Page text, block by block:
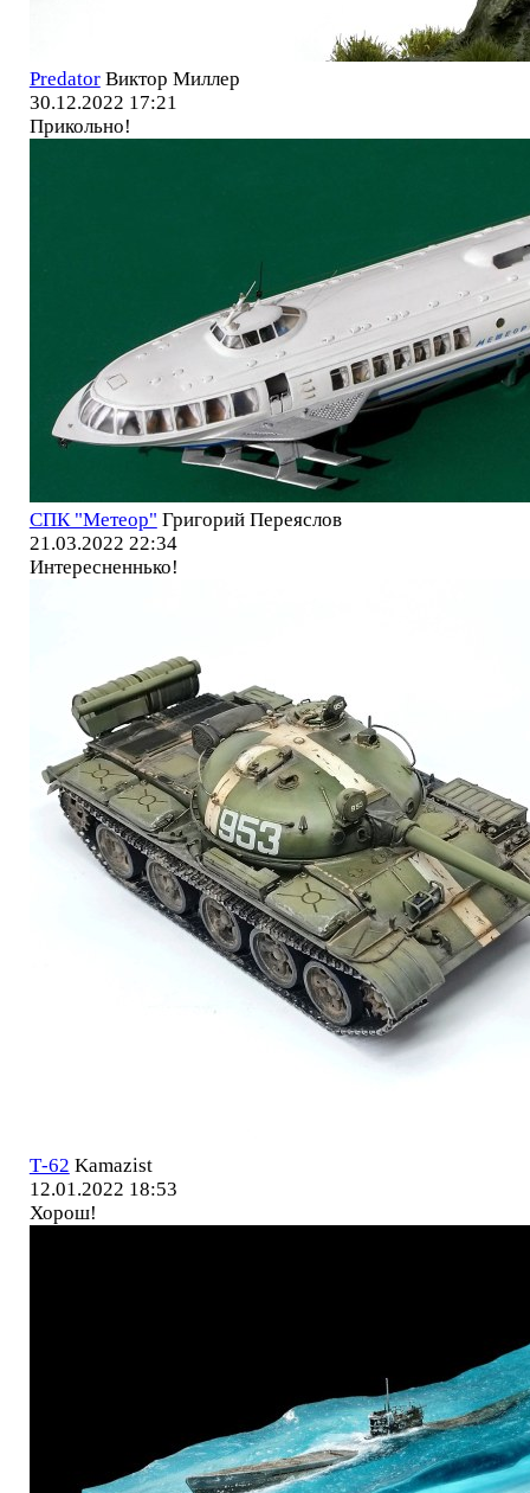
Predator Виктор Миллер
30.12.2022 17:21
Прикольно!
СПК "Метеор" Григорий Переяслов
21.03.2022 22:34
Интересненнько!
Т-62 Kamazist
12.01.2022 18:53
Хорош!